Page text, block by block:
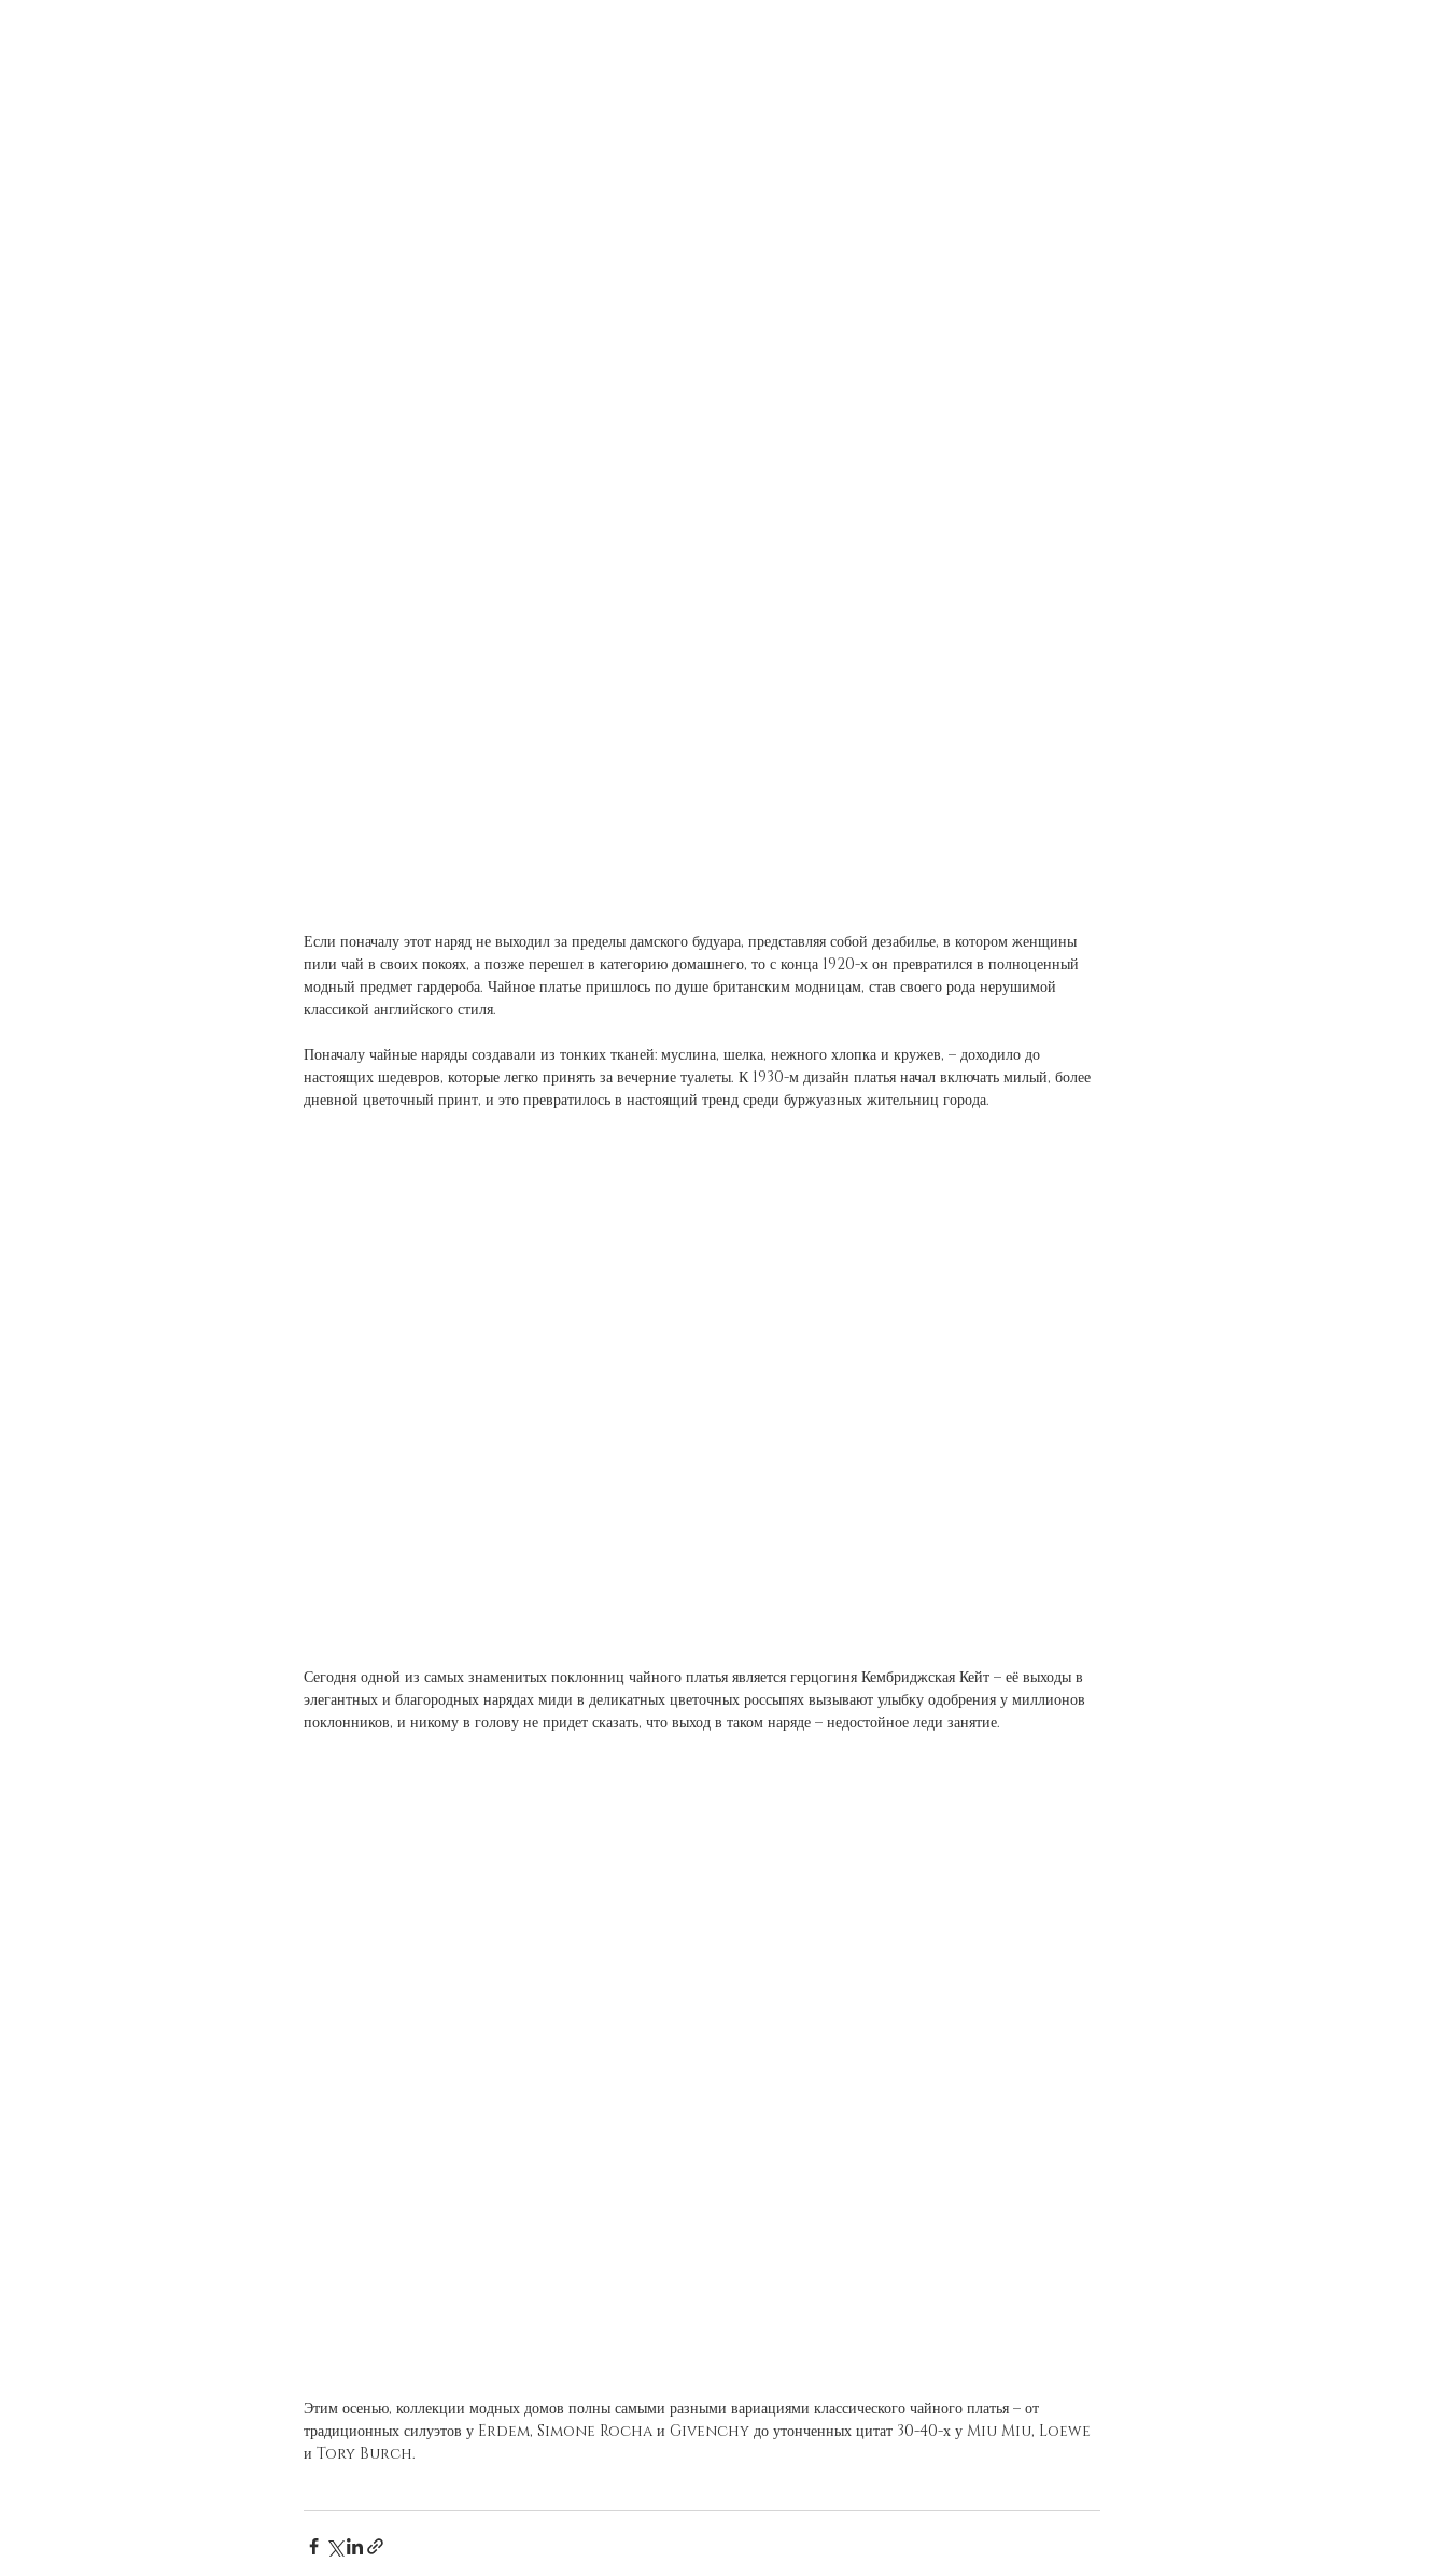
Если поначалу этот наряд не выходил за пределы дамского будуара, представляя собой дезабилье, в котором женщины
пили чай в своих покоях, а позже перешел в категорию домашнего, то с конца 1920-х он превратился в полноценный
модный предмет гардероба. Чайное платье пришлось по душе британским модницам, став своего рода нерушимой
классикой английского стиля.
Поначалу чайные наряды создавали из тонких тканей: муслина, шелка, нежного хлопка и кружев, – доходило до
настоящих шедевров, которые легко принять за вечерние туалеты. К 1930-м дизайн платья начал включать милый, более
дневной цветочный принт, и это превратилось в настоящий тренд среди буржуазных жительниц города.
Сегодня одной из самых знаменитых поклонниц чайного платья является герцогиня Кембриджская Кейт – её выходы в
элегантных и благородных нарядах миди в деликатных цветочных россыпях вызывают улыбку одобрения у миллионов
поклонников, и никому в голову не придет сказать, что выход в таком наряде – недостойное леди занятие.
Этим осенью, коллекции модных домов полны самыми разными вариациями классического чайного платья – от
традиционных силуэтов у Erdem, Simone Rocha и Givenchy до утонченных цитат 30-40-х у Miu Miu, Loewe
и Tory Burch.